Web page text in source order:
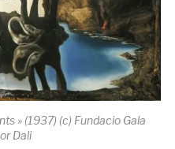
» (1937) (c) Fundacio Gala
Dali